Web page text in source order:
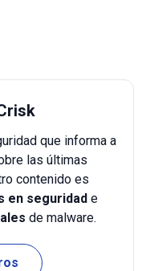
que informa a
las últimas
contenido es
en seguridade
de malware.